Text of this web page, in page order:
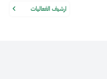
ارشيف الفعاليات